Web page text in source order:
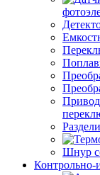
Шнур
Контрольно-